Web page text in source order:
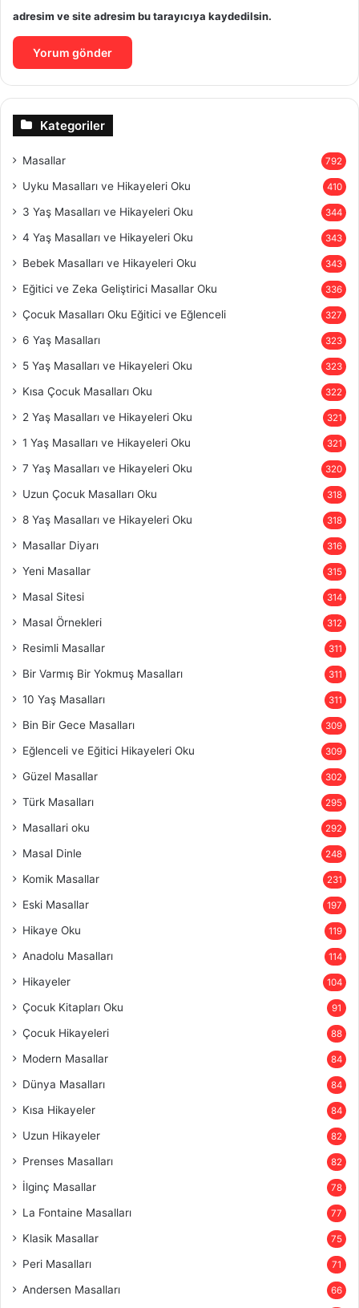
adresim ve site adresim bu tarayıcıya kaydedilsin.
Kategoriler
Masallar 792
Uyku Masalları ve Hikayeleri Oku 410
3 Yaş Masalları ve Hikayeleri Oku 344
4 Yaş Masalları ve Hikayeleri Oku 343
Bebek Masalları ve Hikayeleri Oku 343
Eğitici ve Zeka Geliştirici Masallar Oku 336
Çocuk Masalları Oku Eğitici ve Eğlenceli 327
6 Yaş Masalları 323
5 Yaş Masalları ve Hikayeleri Oku 323
Kısa Çocuk Masalları Oku 322
2 Yaş Masalları ve Hikayeleri Oku 321
1 Yaş Masalları ve Hikayeleri Oku 321
7 Yaş Masalları ve Hikayeleri Oku 320
Uzun Çocuk Masalları Oku 318
8 Yaş Masalları ve Hikayeleri Oku 318
Masallar Diyarı 316
Yeni Masallar 315
Masal Sitesi 314
Masal Örnekleri 312
Resimli Masallar 311
Bir Varmış Bir Yokmuş Masalları 311
10 Yaş Masalları 311
Bin Bir Gece Masalları 309
Eğlenceli ve Eğitici Hikayeleri Oku 309
Güzel Masallar 302
Türk Masalları 295
Masallari oku 292
Masal Dinle 248
Komik Masallar 231
Eski Masallar 197
Hikaye Oku 119
Anadolu Masalları 114
Hikayeler 104
Çocuk Kitapları Oku 91
Çocuk Hikayeleri 88
Modern Masallar 84
Dünya Masalları 84
Kısa Hikayeler 84
Uzun Hikayeler 82
Prenses Masalları 82
İlginç Masallar 78
La Fontaine Masalları 77
Klasik Masallar 75
Peri Masalları 71
Andersen Masalları 66